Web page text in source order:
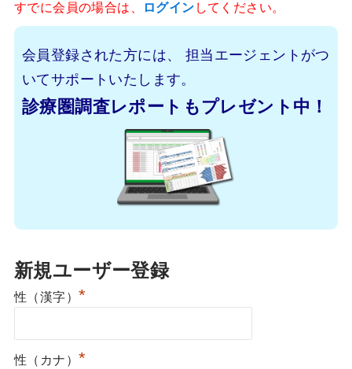
すでに会員の場合は、 ログインしてください。
会員登録された方には、
担当エージェントがつ
いてサポートいたします。
診療圏調査レポートもプレゼント中！
新規ユーザー登録
性（漢字） *
性（カナ） *